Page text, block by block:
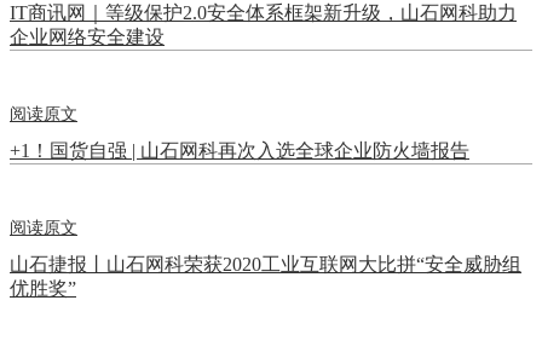
IT商讯网｜等级保护2.0安全体系框架新升级，山石网科助力
企业网络安全建设
阅读原文
+1！国货自强 | 山石网科再次入选全球企业防火墙报告
阅读原文
山石捷报丨山石网科荣获2020工业互联网大比拼“安全威胁组
优胜奖”